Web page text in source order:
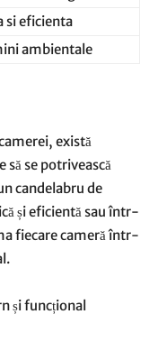
si eficienta
ambientale
există
se potrivească
candelabru de
și eficientă sau într-
fiecare cameră într-
și funcțional